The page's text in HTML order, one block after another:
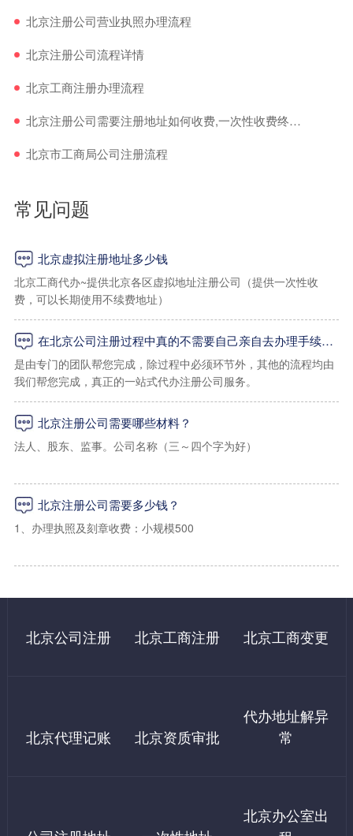
北京注册公司营业执照办理流程
北京注册公司流程详情
北京工商注册办理流程
北京注册公司需要注册地址如何收费,一次性收费终身使用地址2500元
北京市工商局公司注册流程
常见问题
北京虚拟注册地址多少钱
北京工商代办~提供北京各区虚拟地址注册公司（提供一次性收
费，可以长期使用不续费地址）
一：海淀区虚拟地址
1、海淀区上地孵化器小规模地址：2000起/年（工商税务免核查地
址）
2、海淀区上地，学院路小规模写字楼地址：2500起/年
查）
在北京公司注册过程中真的不需要自己亲自去办理手续吗？
是由专门的团队帮您完成，除过程中必须环节外，其他的流程均由
我们帮您完成，真正的一站式代办注册公司服务。
北京注册公司需要哪些材料？
法人、股东、监事。公司名称（三～四个字为好）
经营范围（详细的经营范围）
注册资金出资比例
公司注册是开始创业的第一步。一般来说，公司注册的流程包括：
企业核名→提交材料→领取执照→刻章，就可以完成公司注册，进
北京注册公司需要多少钱？
1、办理执照及刻章收费：小规模500
2、办理税务报道收费：500（指导操作，自己办理国家不收费）
3、代办申请税控收费：500（指导操作，自己办理国家不收费）
4、购买税控成本费：480（国家收费）
北京公司注册 北京工商注册 北京工商变更
北京代理记账 北京资质审批
代办地址解异
常
北京办公室出